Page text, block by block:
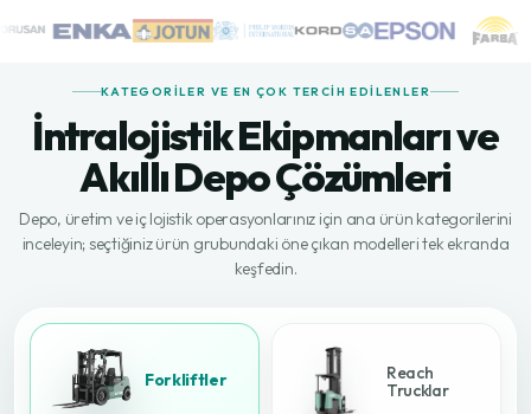
KATEGORILER VE EN ÇOK TERCIH EDILENLER
İntralojistik Ekipmanları ve
Akıllı Depo Çözümleri
Depo, üretim ve iç lojistik operasyonlarınız için ana ürün kategorilerini
inceleyin; seçtiğiniz ürün grubundaki öne çıkan modelleri tek ekranda
keşfedin.
Forkliftler
Reach
Trucklar